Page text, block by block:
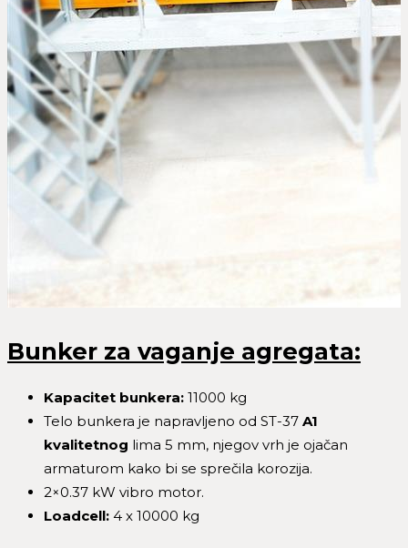
Bunker za vaganje agregata:
Kapacitet bunkera: 11000 kg
Telo bunkera je napravljeno od ST-37 A1
kvalitetnog lima 5 mm, njegov vrh je ojačan
armaturom kako bi se sprečila korozija.
2×0.37 kW vibro motor.
Loadcell: 4 x 10000 kg